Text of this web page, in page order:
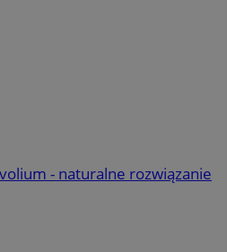
- naturalne rozwiązanie